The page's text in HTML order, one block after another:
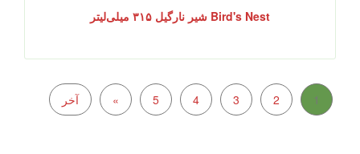
Bird's Nest شیر نارگیل ۳۱۵ میلی‌لیتر
1
2
3
4
5
» آخر